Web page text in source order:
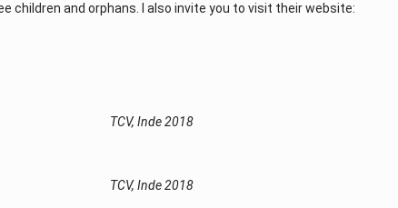
children and orphans. I also invite you to visit their website:
TCV, Inde 2018
TCV, Inde 2018